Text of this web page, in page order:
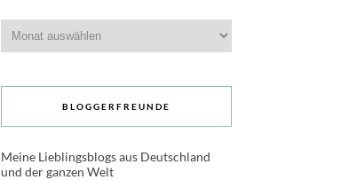
BLOGGERFREUNDE
Meine Lieblingsblogs aus Deutschland
und der ganzen Welt